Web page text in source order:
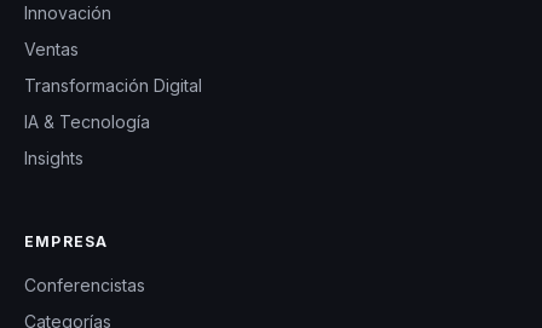
Innovación
Ventas
Transformación Digital
IA & Tecnología
Insights
EMPRESA
Conferencistas
Categorías